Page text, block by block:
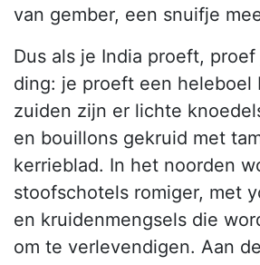
van gember, een snuifje
Dus als je India proeft,
ding: je proeft een heleboel
zuiden zijn er lichte
en bouillons gekruid met
kerrieblad. In het noorden
stoofschotels romiger, met
en kruidenmengsels die
om te verlevendigen. Aan